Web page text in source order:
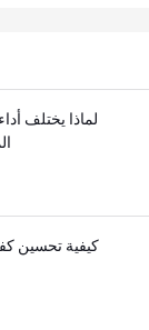
لماذا يختلف
كيفية تحسين